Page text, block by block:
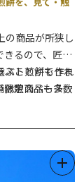
の商品が所狭し
るので、匠の
ぶことができま
限定商品も多数
スト煎餅も作れ
憩スペースで